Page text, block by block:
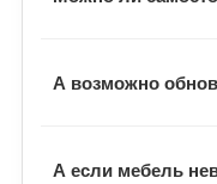
Заказчик может
А возможно
Наши
А если мебель